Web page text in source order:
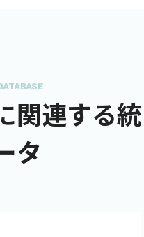
関連する統
タ